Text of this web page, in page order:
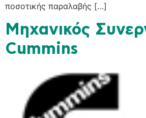
ποσοτικής παραλαβής […]
Μηχανικός
Cummins